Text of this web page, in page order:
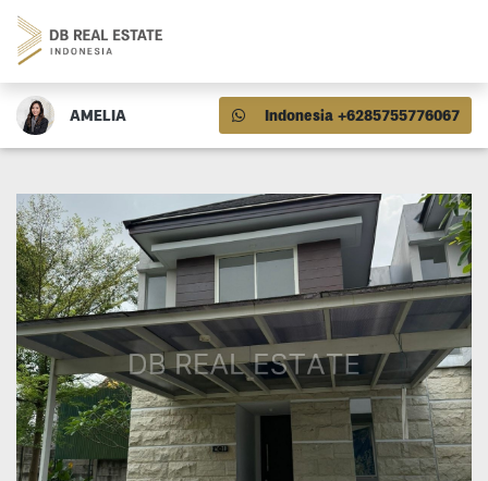
AMELIA Indonesia +6285755776067